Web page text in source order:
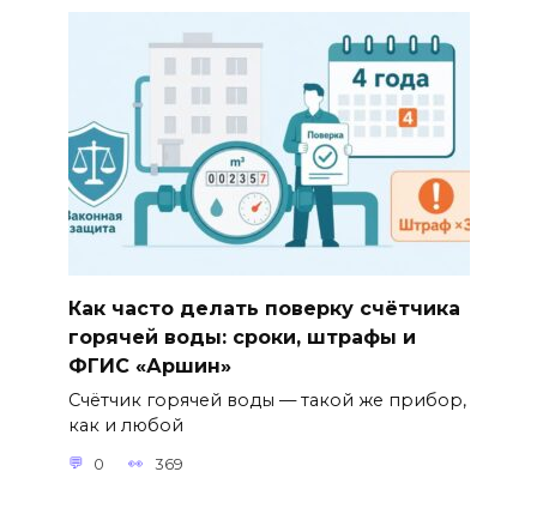
Как часто делать поверку счётчика
горячей воды: сроки, штрафы и
ФГИС «Аршин»
Счётчик горячей воды — такой же прибор,
как и любой
0 369